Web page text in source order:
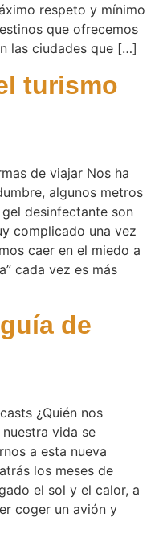
respeto y mínimo
que ofrecemos
las ciudades que […]
turismo
de viajar Nos ha
algunos metros
desinfectante son
complicado una vez
caer en el miedo a
cada vez es más
de
¿Quién nos
vida se
a esta nueva
los meses de
el sol y el calor, a
coger un avión y